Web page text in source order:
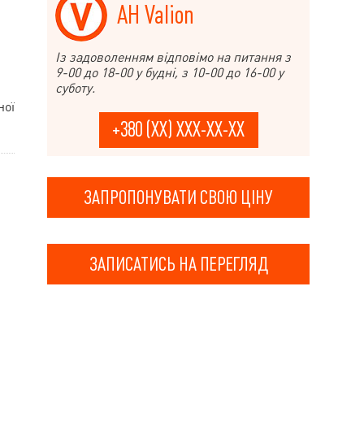
АН Valion
Із задоволенням відповімо на питання з
9-00 до 18-00 у будні, з 10-00 до 16-00 у
суботу.
+380 (XX) XXX-XX-XX
ЗАПРОПОНУВАТИ СВОЮ ЦІНУ
ЗАПИСАТИСЬ НА ПЕРЕГЛЯД